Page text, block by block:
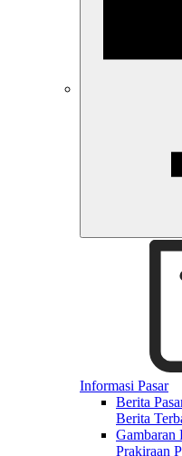
Informasi Pasar
Berita
Berita
Gambaran
Prakiraan